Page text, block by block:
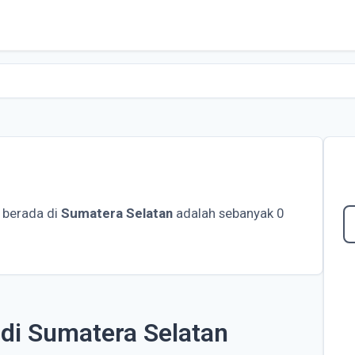
di Sumatera Selatan adalah sebanyak 0
Sumatera Selatan